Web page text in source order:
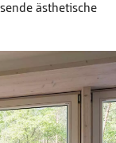
ästhetische